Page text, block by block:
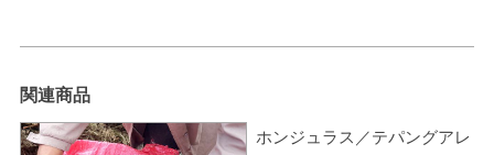
関連商品
ホンジュラス／テパングアレ